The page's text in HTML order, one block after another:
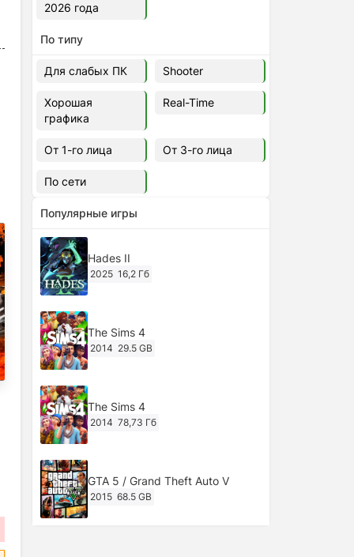
2026 года
По типу
Для слабых ПК Shooter
Хорошая
графика
Real-Time
От 1-го лица От 3-го лица
По сети
Популярные игры
Hades II
2025 16,2 Гб
The Sims 4
2014 29.5 GB
The Sims 4
2014 78,73 Гб
GTA 5 / Grand Theft Auto V
2015 68.5 GB